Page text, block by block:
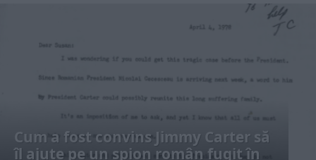
Cum a fost convins Jimmy Carter să
îl ajute pe un spion român fugit în